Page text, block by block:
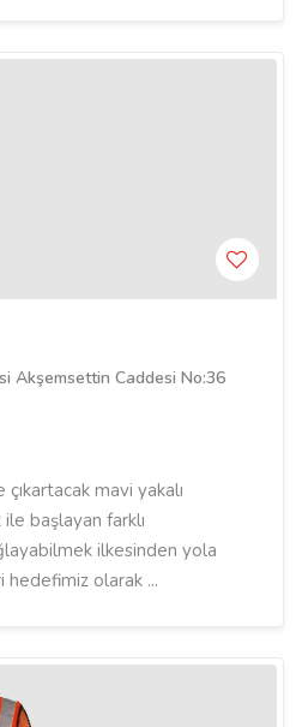
Akşemsettin Caddesi No:36
mavi yakalı
başlayan farklı
ilkesinden yola
hedefimiz olarak ...